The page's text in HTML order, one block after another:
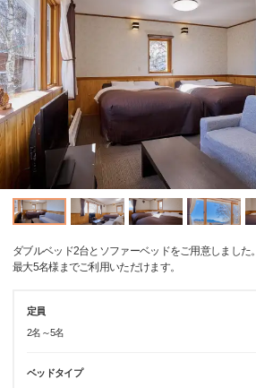
ダブルベッド2台とソファーベッドをご用意しました。
最大5名様までご利用いただけます。
定員
2名～5名
ベッドタイプ